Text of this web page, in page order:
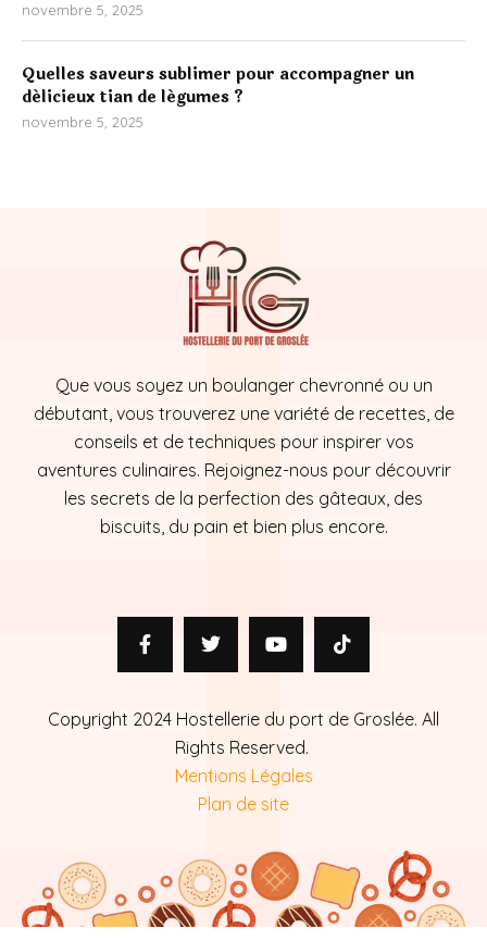
novembre 5, 2025
Quelles saveurs sublimer pour accompagner un
délicieux tian de légumes ?
novembre 5, 2025
Que vous soyez un boulanger chevronné ou un
débutant, vous trouverez une variété de recettes, de
conseils et de techniques pour inspirer vos
aventures culinaires. Rejoignez-nous pour découvrir
les secrets de la perfection des gâteaux, des
biscuits, du pain et bien plus encore.
Copyright 2024 Hostellerie du port de Groslée. All
Rights Reserved.
Mentions Légales
Plan de site